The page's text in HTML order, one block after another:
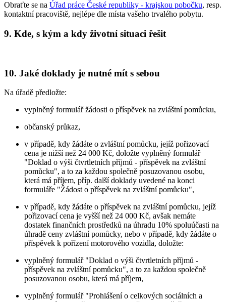
Obraťte se na Úřad práce České republiky - krajskou pobočku, resp.
kontaktní pracoviště, nejlépe dle místa vašeho trvalého pobytu.
9. Kde, s kým a kdy životní situaci řešit
10. Jaké doklady je nutné mít s sebou
Na úřadě předložte:
vyplněný formulář žádosti o příspěvek na zvláštní pomůcku,
občanský průkaz,
v případě, kdy žádáte o zvláštní pomůcku, jejíž pořizovací
cena je nižší než 24 000 Kč, doložte vyplněný formulář
"Doklad o výši čtvrtletních příjmů - příspěvek na zvláštní
pomůcku", a to za každou společně posuzovanou osobu,
která má příjem, příp. další doklady uvedené na konci
formuláře "Žádost o příspěvek na zvláštní pomůcku",
v případě, kdy žádáte o příspěvek na zvláštní pomůcku, jejíž
pořizovací cena je vyšší než 24 000 Kč, avšak nemáte
dostatek finančních prostředků na úhradu 10% spoluúčasti na
úhradě ceny zvláštní pomůcky, nebo v případě, kdy žádáte o
příspěvek k pořízení motorového vozidla, doložte:
vyplněný formulář "Doklad o výši čtvrtletních příjmů -
příspěvek na zvláštní pomůcku", a to za každou společně
posuzovanou osobu, která má příjem,
vyplněný formulář "Prohlášení o celkových sociálních a